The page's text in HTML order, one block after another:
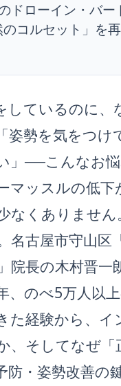
ドローイン・バー
コルセット」を
しているのに
姿勢を気をつけ
」──こんなお
マッスルの低下
なくありません。
名古屋市守山区
院長の木村晋一
、のべ5万人以
た経験から、イ
、そしてなぜ「
防・姿勢改善の